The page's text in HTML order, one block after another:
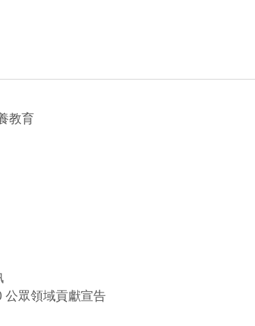
教育
公眾領域貢獻宣告